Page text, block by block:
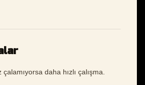
daha hızlı çalışma.